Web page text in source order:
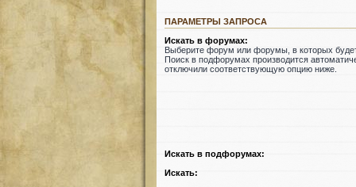
ПАРАМЕТРЫ ЗАПРОСА
Искать в форумах:
Выберите форум или форумы, в которых будет
Поиск в подфорумах производится
отключили соответствующую опцию ниже.
Искать в подфорумах:
Искать: